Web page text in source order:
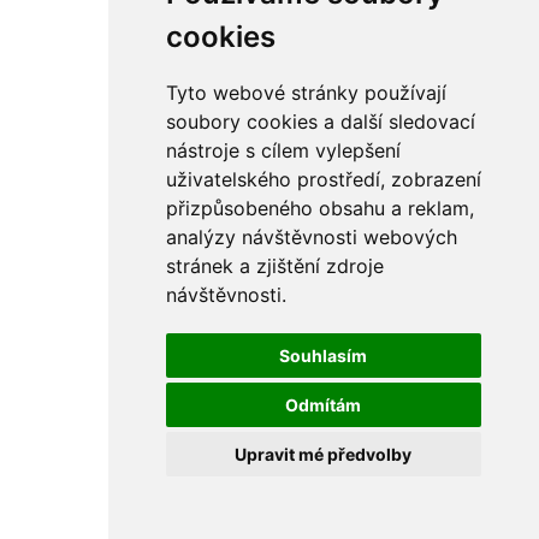
cookies
Tyto webové stránky používají
soubory cookies a další sledovací
nástroje s cílem vylepšení
uživatelského prostředí, zobrazení
přizpůsobeného obsahu a reklam,
analýzy návštěvnosti webových
stránek a zjištění zdroje
návštěvnosti.
Souhlasím
Odmítám
Upravit mé předvolby